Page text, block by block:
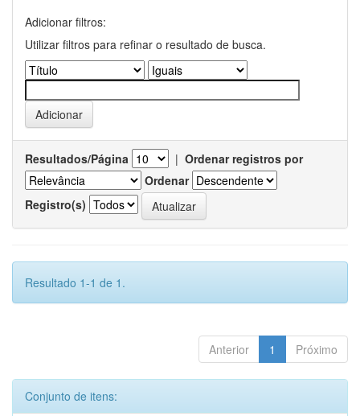
Adicionar filtros:
Utilizar filtros para refinar o resultado de busca.
Resultados/Página | Ordenar registros por
Ordenar
Registro(s)
Resultado 1-1 de 1.
Anterior 1 Próximo
Conjunto de itens: